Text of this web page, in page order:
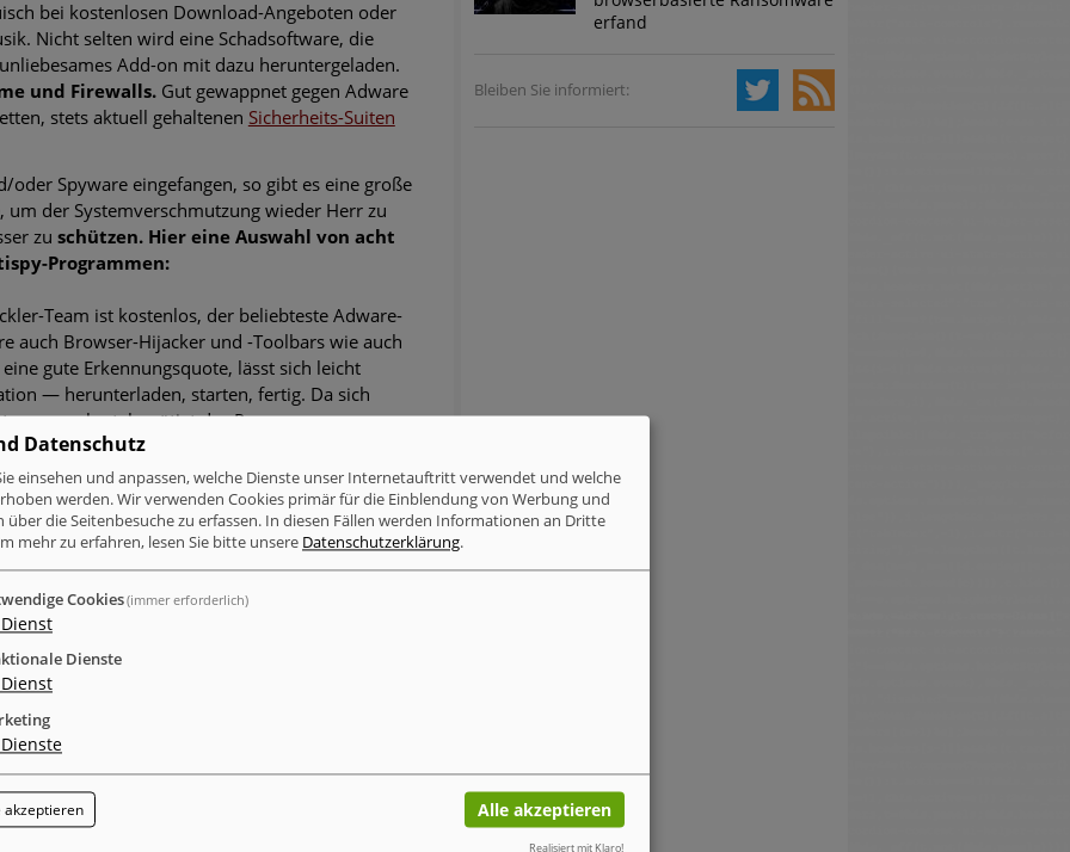
bei kostenlosen Download-Angeboten oder
Nicht selten wird eine Schadsoftware, die
Add-on mit dazu heruntergeladen.
und Firewalls.Gut gewappnet gegen Adware
stets aktuell gehaltenen Sicherheits-Suiten
oder Spyware eingefangen, so gibt es eine große
der Systemverschmutzung wieder Herr zu
zu schützen. Hier eine Auswahl von acht
Programmen:
Team ist kostenlos, der beliebteste Adware-
auch Browser-Hijacker und -Toolbars wie auch
gute Erkennungsquote, lässt sich leicht
— herunterladen, starten, fertig. Da sich
verankert, benötigt das Programm zum
Rechte.
und -Spyware für Nutzer von Apple
Programme, Widgets und Plug-Ins von
Reste. Positiv: Das Programm bietet auch die
allem auf die Beseitigungen gefährlicher und
Suchmaschinen spezialisiert. Die Software
den jeweiligen Browsern auf. Unliebsame und
entfernt werden.
mehrere Anti-Spyware-Programme unter einem
G Data. Das Programm ist leicht ohne
erfand
Bleiben Sie informiert:
Datenschutz
einsehen und anpassen, welche Dienste unser Internetauftritt verwendet und welche
werden. Wir verwenden Cookies primär für die Einblendung von Werbung und
über die Seitenbesuche zu erfassen. In diesen Fällen werden Informationen an Dritte
mehr zu erfahren, lesen Sie bitte unsere Datenschutzerklärung.
Cookies(immer erforderlich)
Dienst
Dienste
Dienst
Dienste
akzeptieren Alle akzeptieren
Realisiert mit Klaro!